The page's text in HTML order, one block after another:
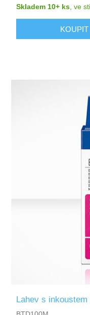
Skladem 10+ ks,ve
Lahev s